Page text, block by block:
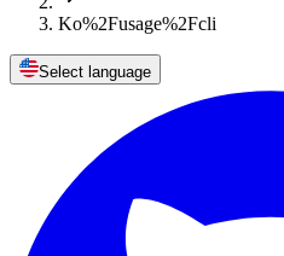
Ko%2Fusage%2Fcli
Select language